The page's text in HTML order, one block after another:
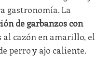
gastronomía. La
de garbanzos con
al cazón en amarillo, el
perro y ajo caliente.